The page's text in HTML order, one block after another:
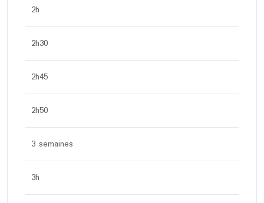
2h
2h30
2h45
2h50
3 semaines
3h